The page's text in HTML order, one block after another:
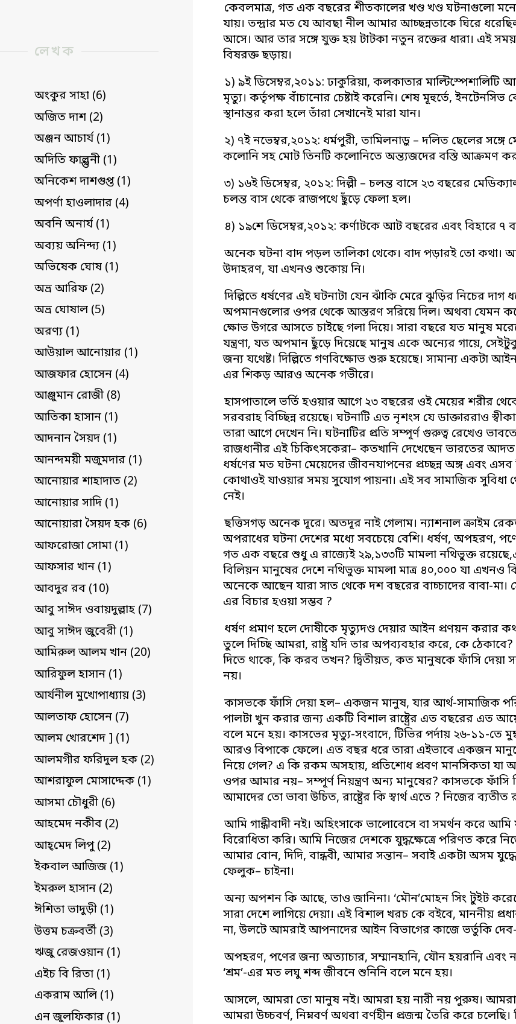
লেখক
অংকুর সাহা (6)
অজিত দাশ (2)
অঞ্জন আচার্য (1)
অদিতি ফাল্গুনী (1)
অনিকেশ দাশগুপ্ত (1)
অপর্ণা হাওলাদার (4)
অবনি অনার্য (1)
অব্যয় অনিন্দ্য (1)
অভিষেক ঘোষ (1)
অভ্র আরিফ (2)
অভ্র ঘোষাল (5)
অরণ্য (1)
আউয়াল আনোয়ার (1)
আজফার হোসেন (4)
আঞ্জুমান রোজী (8)
আতিকা হাসান (1)
আদনান সৈয়দ (1)
আনন্দময়ী মজুমদার (1)
আনোয়ার শাহাদাত (2)
আনোয়ার সাদি (1)
আনোয়ারা সৈয়দ হক (6)
আফরোজা সোমা (1)
আফসার খান (1)
আবদুর রব (10)
আবু সাঈদ ওবায়দুল্লাহ (7)
আবু সাঈদ জুবেরী (1)
আমিরুল আলম খান (20)
আরিফুল হাসান (1)
আর্যনীল মুখোপাধ্যায় (3)
আলতাফ হোসেন (7)
আলম খোরশেদ ] (1)
আলমগীর ফরিদুল হক (2)
আশরাফুল মোসাদ্দেক (1)
আসমা চৌধুরী (6)
আহমেদ নকীব (2)
আহ্‌মেদ লিপু (2)
ইকবাল আজিজ (1)
ইমরুল হাসান (2)
ঈশিতা ভাদুড়ী (1)
উত্তম চক্রবর্তী (3)
ঋজু রেজওয়ান (1)
এইচ বি রিতা (1)
একরাম আলি (1)
এন জুলফিকার (1)
কেবলমাত্র, গত এক বছরের শীতকালের খণ্ড খণ্ড ঘটনাগুলো
যায়। তন্দ্রার মত যে আবছা নীল আমার আচ্ছন্নতাকে ঘিরে
আসে। আর তার সঙ্গে যুক্ত হয় টাটকা নতুন রক্তের ধারা। এই
বিষরক্ত ছড়ায়।
১) ৯ই ডিসেম্বর,২০১১: ঢাকুরিয়া, কলকাতার
মৃত্যু। কর্তৃপক্ষ বাঁচানোর চেষ্টাই করেনি। শেষ মূহুর্তে,
স্থানান্তর করা হলে তাঁরা সেখানেই মারা যান।
২) ৭ই নভেম্বর,২০১২: ধর্মপুরী, তামিলনাড়ু – দলিত ছেলের
কলোনি সহ মোট তিনটি কলোনিতে অন্ত্যজদের বস্তি আক্রমণ করল
৩) ১৬ই ডিসেম্বর, ২০১২: দিল্লী – চলন্ত বাসে ২৩ বছরের
চলন্ত বাস থেকে রাজপথে ছুঁড়ে ফেলা হল।
৪) ১৯শে ডিসেম্বর,২০১২: কর্ণাটকে আট বছরের এবং বিহারে ৭
অনেক ঘটনা বাদ পড়ল তালিকা থেকে। বাদ পড়ারই তো কথা।
উদাহরণ, যা এখনও শুকোয় নি।
দিল্লিতে ধর্ষণের এই ঘটনাটা যেন ঝাঁকি মেরে ঝুড়ির
অপমানগুলোর ওপর থেকে আস্তরণ সরিয়ে দিল। অথবা যেমন
ক্ষোভ উগরে আসতে চাইছে গলা দিয়ে। সারা বছরে যত মানুষ
যন্ত্রণা, যত অপমান ছুঁড়ে দিয়েছে মানুষ একে অন্যের গায়ে,
জন্য যথেষ্ট। দিল্লিতে গণবিক্ষোভ শুরু হয়েছে। সামান্য একটা
এর শিকড় আরও অনেক গভীরে।
হাসপাতালে ভর্তি হওয়ার আগে ২৩ বছরের ওই মেয়ের শরীর
সরবরাহ বিচ্ছিন্ন রয়েছে। ঘটনাটি এত নৃশংস যে ডাক্তাররাও
তারা আগে দেখেন নি। ঘটনাটির প্রতি সম্পূর্ণ গুরুত্ব রেখেও
রাজধানীর এই চিকিৎসকেরা– কতখানি দেখেছেন ভারতের আদত
ধর্ষণের মত ঘটনা মেয়েদের জীবনযাপনের প্রচ্ছন্ন অঙ্গ এবং
কোথাওই যাওয়ার সময় সুযোগ পায়না। এই সব সামাজিক সুবিধা
নেই।
ছত্তিসগড় অনেক দূরে। অতদূর নাই গেলাম। ন্যাশনাল ক্রাইম
অপরাধের ঘটনা দেশের মধ্যে সবচেয়ে বেশি। ধর্ষণ, অপহরণ,
গত এক বছরে শুধু এ রাজ্যেই ২৯,১৩৩টি মামলা নথিভুক্ত
বিলিয়ন মানুষের দেশে নথিভুক্ত মামলা মাত্র ৪০,০০০ যা এখনও
অনেকে আছেন যারা সাত থেকে দশ বছরের বাচ্চাদের বাবা-মা।
এর বিচার হওয়া সম্ভব ?
ধর্ষণ প্রমাণ হলে দোষীকে মৃত্যুদণ্ড দেয়ার আইন প্রণয়ন করার কথা
তুলে দিচ্ছি আমরা, রাষ্ট্র যদি তার অপব্যবহার করে, কে
দিতে থাকে, কি করব তখন? দ্বিতীয়ত, কত মানুষকে ফাঁসি দেয়া
নয়।
কাসভকে ফাঁসি দেয়া হল– একজন মানুষ, যার আর্থ-সামাজিক
পালটা খুন করার জন্য একটি বিশাল রাষ্ট্রের এত বছরের এত
বলে মনে হয়। কাসভের মৃত্যু-সংবাদে, টিভির পর্দায় ২৬-১১-তে
আরও বিপাকে ফেলে। এত বছর ধরে তারা এইভাবে একজন
নিয়ে গেল? এ কি রকম অসহায়, প্রতিশোধ প্রবণ মানসিকতা
ওপর আমার নয়– সম্পূর্ণ নিয়ন্ত্রণ অন্য মানুষের? কাসভকে
আমাদের তো ভাবা উচিত, রাষ্ট্রের কি স্বার্থ এতে ? নিজের ব্যতীত
আমি গান্ধীবাদী নই। অহিংসাকে ভালোবেসে বা সমর্থন করে
বিরোধিতা করি। আমি নিজের দেশকে যুদ্ধক্ষেত্রে পরিণত করে
আমার বোন, দিদি, বান্ধবী, আমার সন্তান– সবাই একটা অসম
ফেলুক– চাইনা।
অন্য অপশন কি আছে, তাও জানিনা। ‘মৌন’মোহন সিং টুইট
সারা দেশে লাগিয়ে দেয়া। এই বিশাল খরচ কে বইবে, মাননীয়
না, উলটে আমরাই আপনাদের আইন বিভাগের কাজে ভর্তুকি
অপহরণ, পণের জন্য অত্যাচার, সম্মানহানি, যৌন হয়রানি এবং
‘শ্রম’-এর মত লঘু শব্দ জীবনে শুনিনি বলে মনে হয়।
আসলে, আমরা তো মানুষ নই। আমরা হয় নারী নয় পুরুষ। আমরা
আমরা উচ্চবর্ণ, নিম্নবর্ণ অথবা বর্ণহীন প্রজন্ম তৈরি করে